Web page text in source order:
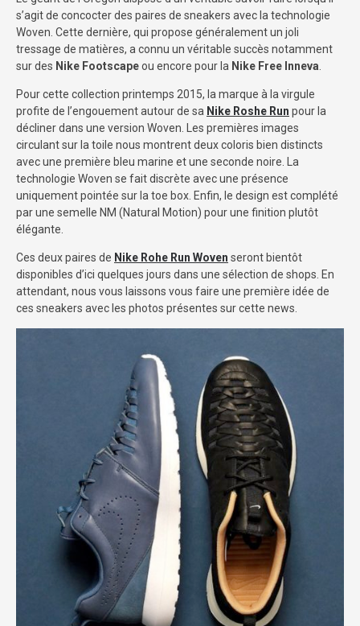
s’agit de concocter des paires de sneakers avec la technologie
Woven. Cette dernière, qui propose généralement un joli
tressage de matières, a connu un véritable succès notamment
sur des Nike Footscapeou encore pour la Nike Free Inneva
Pour cette collection printemps 2015, la marque à la virgule
profite de l’engouement autour de sa Nike Roshe Run pour la
décliner dans une version Woven. Les premières images
circulant sur la toile nous montrent deux coloris bien distincts
avec une première bleu marine et une seconde noire. La
technologie Woven se fait discrète avec une présence
uniquement pointée sur la toe box. Enfin, le design est complété
par une semelle NM (Natural Motion) pour une finition plutôt
élégante.
Ces deux paires de Nike Rohe Run Woven seront bientôt
disponibles d’ici quelques jours dans une sélection de shops. En
attendant, nous vous laissons vous faire une première idée de
ces sneakers avec les photos présentes sur cette news.